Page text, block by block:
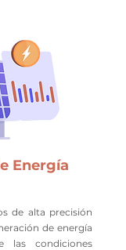
Energía
de alta precisión
de energía
las condiciones